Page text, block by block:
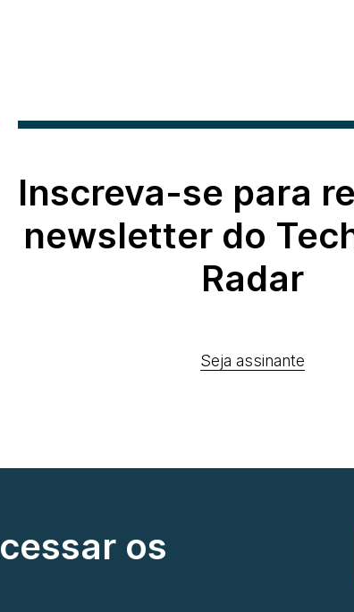
Inscreva-se para
newsletter do
Radar
Seja assinante
os